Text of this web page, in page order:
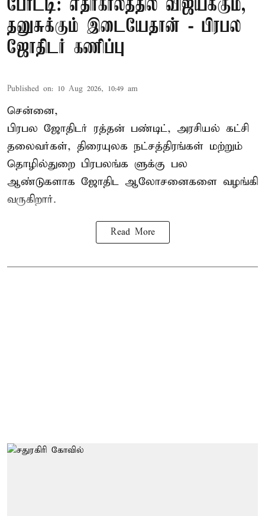
போட்டி: எதிர்காலத்தில் விஜய்க்கும்,
தனுசுக்கும் இடையேதான் - பிரபல
ஜோதிடர் கணிப்பு
Published on: 10 Aug 2026, 10:49 am
சென்னை,
பிரபல ஜோதிடர் ரத்தன் பண்டிட், அரசியல் கட்சி
தலைவர்கள், திரையுலக நட்சத்திரங்கள் மற்றும்
தொழில்துறை பிரபலங்க ளுக்கு பல
ஆண்டுகளாக ஜோதிட ஆலோசனைகளை வழங்கி
வருகிறார்.
Read More